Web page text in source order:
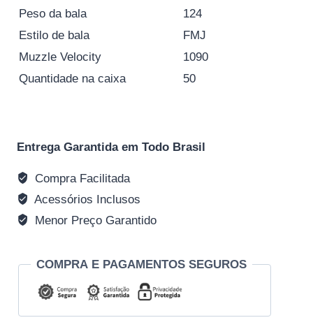
Peso da bala
124
Estilo de bala
FMJ
Muzzle Velocity
1090
Quantidade na caixa
50
Entrega Garantida em Todo Brasil
Compra Facilitada
Acessórios Inclusos
Menor Preço Garantido
COMPRA E PAGAMENTOS SEGUROS